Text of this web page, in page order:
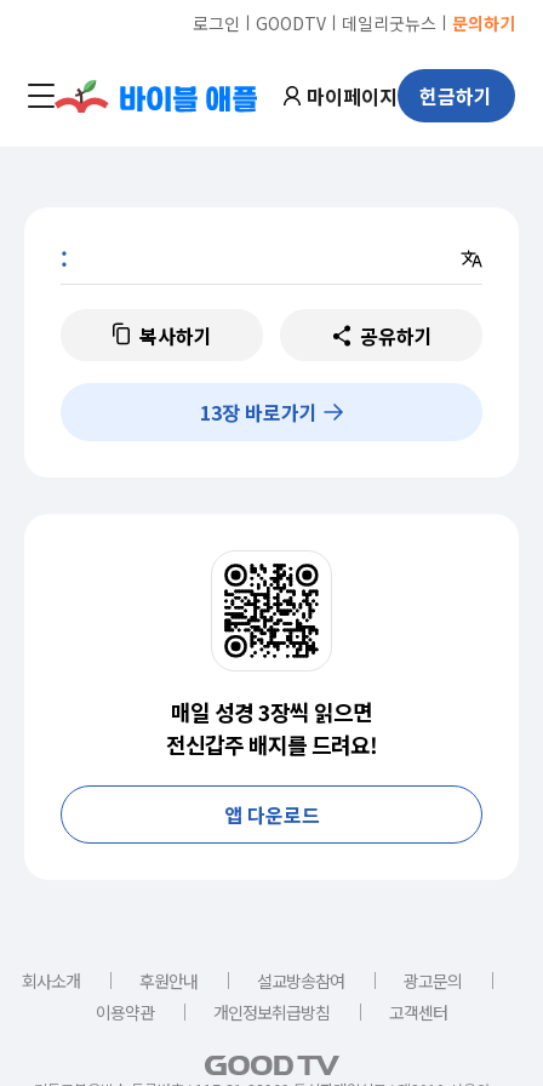
로그인 ㅣ GOODTVㅣ 데일리굿뉴스 ㅣ 문의하기
마이페이지 헌금하기
:
복사하기 공유하기
13장 바로가기
매일 성경 3장씩 읽으면
전신갑주 배지를 드려요!
앱 다운로드
회사소개 ｜ 후원안내 ｜ 설교방송참여 ｜ 광고문의
｜
이용약관
｜ 개인정보취급방침 ｜ 고객센터